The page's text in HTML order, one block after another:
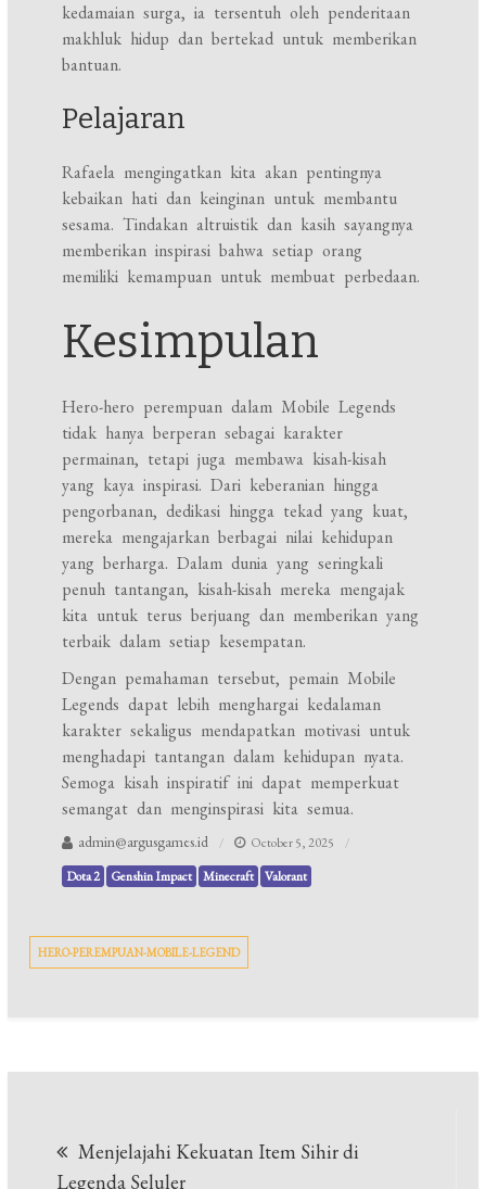
kedamaian surga, ia tersentuh oleh penderitaan
makhluk hidup dan bertekad untuk memberikan
bantuan.
Pelajaran
Rafaela mengingatkan kita akan pentingnya
kebaikan hati dan keinginan untuk membantu
sesama. Tindakan altruistik dan kasih sayangnya
memberikan inspirasi bahwa setiap orang
memiliki kemampuan untuk membuat perbedaan.
Kesimpulan
Hero-hero perempuan dalam Mobile Legends
tidak hanya berperan sebagai karakter
permainan, tetapi juga membawa kisah-kisah
yang kaya inspirasi. Dari keberanian hingga
pengorbanan, dedikasi hingga tekad yang kuat,
mereka mengajarkan berbagai nilai kehidupan
yang berharga. Dalam dunia yang seringkali
penuh tantangan, kisah-kisah mereka mengajak
kita untuk terus berjuang dan memberikan yang
terbaik dalam setiap kesempatan.
Dengan pemahaman tersebut, pemain Mobile
Legends dapat lebih menghargai kedalaman
karakter sekaligus mendapatkan motivasi untuk
menghadapi tantangan dalam kehidupan nyata.
Semoga kisah inspiratif ini dapat memperkuat
semangat dan menginspirasi kita semua.
admin@argusgames.id
October 5, 2025
Dota 2
Genshin Impact Minecraft Valorant
HERO-PEREMPUAN-MOBILE-LEGEND
Menjelajahi Kekuatan Item Sihir di
Legenda Seluler